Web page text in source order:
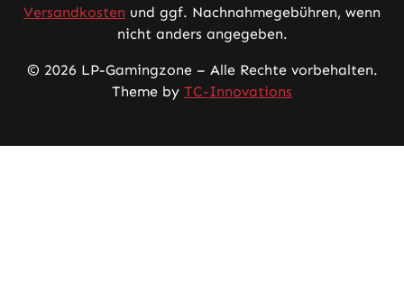
Versandkosten und ggf. Nachnahmegebühren, wenn
nicht anders angegeben.
© 2026 LP-Gamingzone – Alle Rechte vorbehalten.
Theme by TC-Innovations